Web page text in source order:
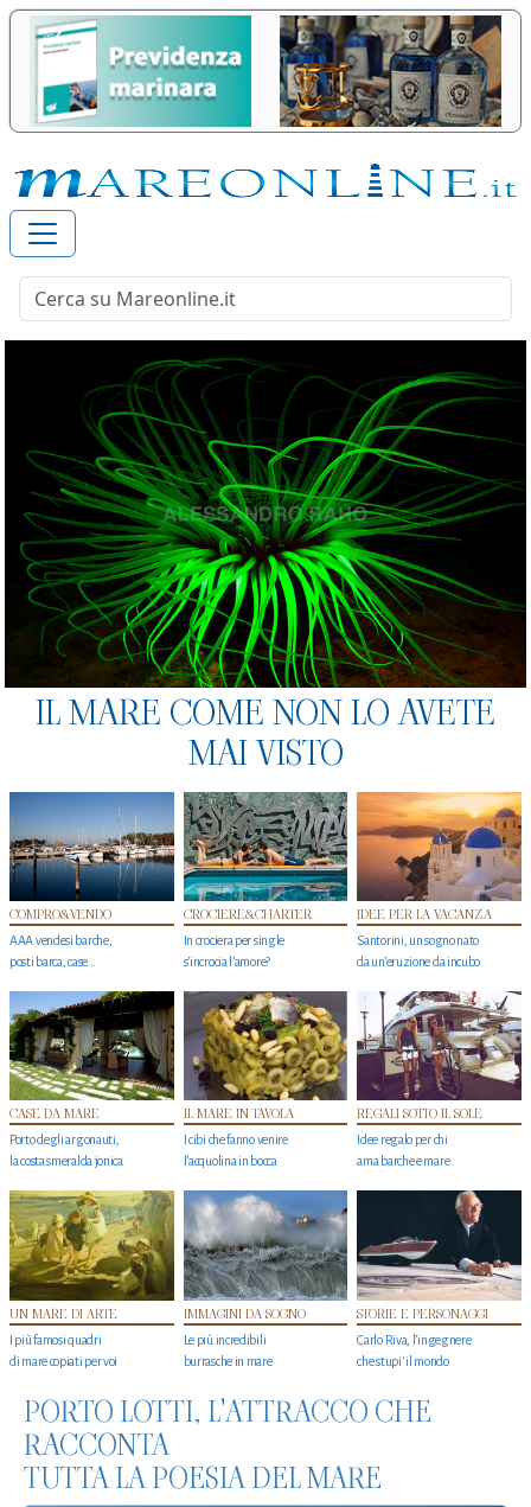
IL MARE COME NON LO AVETE
MAI VISTO
COMPRO&VENDO
AAA vendesi barche,
posti barca, case…
CROCIERE&CHARTER
In crociera per single
s'incrocia l’amore?
IDEE PER LA VACANZA
Santorini, un sogno nato
da un’eruzione da incubo
CASE DA MARE
Porto degli argonauti,
la costa smeralda jonica
IL MARE IN TAVOLA
I cibi che fanno venire
l’acquolina in bocca
REGALI SOTTO IL SOLE
Idee regalo per chi
ama barche e mare
UN MARE DI ARTE
I più famosi quadri
di mare copiati per voi
IMMAGINI DA SOGNO
Le più incredibili
burrasche in mare
STORIE E PERSONAGGI
Carlo Riva, l’ingegnere
che stupi' il mondo
PORTO LOTTI, L'ATTRACCO CHE
RACCONTA
TUTTA LA POESIA DEL MARE